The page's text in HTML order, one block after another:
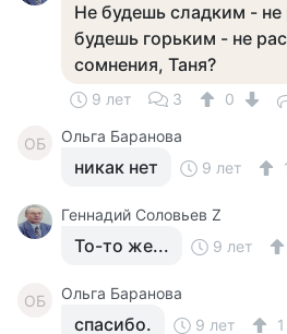
Не будешь сладким -
будешь горьким - не
сомнения, Таня?
9 лет 3 0
ОБ Ольга Баранова
никак нет 9 лет
Геннадий Соловьев Z
То-то же... 9 лет
ОБ Ольга Баранова
спасибо. 9 лет 1